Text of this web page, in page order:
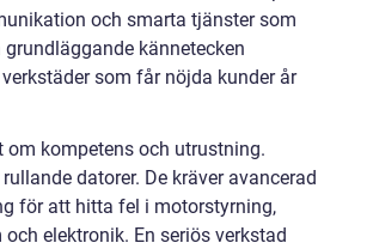
och smarta tjänster som
kännetecken
som får nöjda kunder år
om kompetens och utrustning.
datorer. De kräver avancerad
för att hitta fel i motorstyrning,
elektronik. En seriös verkstad